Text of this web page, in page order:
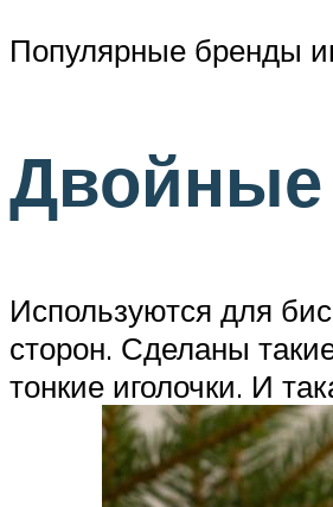
Популярные бренды
Двойные
Используются для
сторон. Сделаны
тонкие иголочки. И